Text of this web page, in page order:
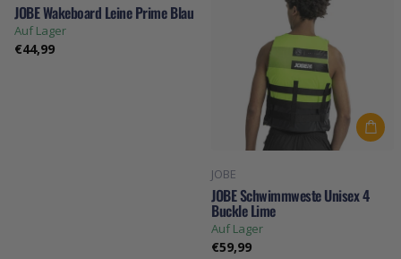
JOBE Wakeboard Leine Prime Blau
Auf Lager
€44,99
JOBE
JOBE Schwimmweste Unisex 4
Buckle Lime
Auf Lager
€59,99